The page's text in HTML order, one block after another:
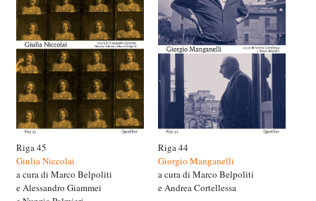
Riga 45
Giulia Niccolai
a cura di Marco Belpoliti
e Alessandro Giammei
Riga 44
Giorgio Manganelli
a cura di Marco Belpoliti
e Andrea Cortellessa